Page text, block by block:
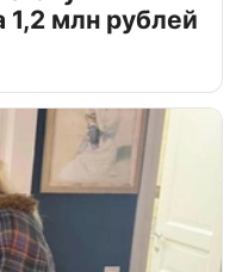
млн рублей